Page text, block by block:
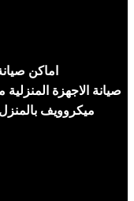
اماكن
صيانة الاجهزة
ميكروويف